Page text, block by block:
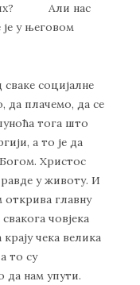
Али нас
у његовом
социјалне
да плачемо, да се
тога што
а то је да
Христос
у животу. И
открива главну
човјека
чека велика
то су
да нам упути.